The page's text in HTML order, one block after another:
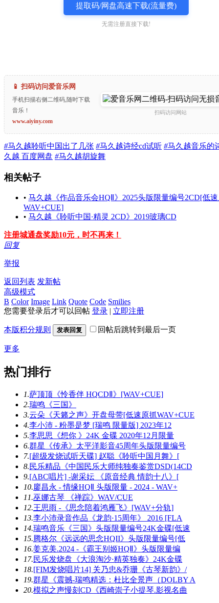
提取码/网盘高速下载(流量费)
无需注册直接下载!
📱 扫码访问爱音乐网
手机扫描右侧二维码,随时下载
音乐！
www.aiyiny.com
扫码访问网站
#马久越聆听中国出了几张 #马久越诗经cd试听 #马久越音乐的
久越 百度网盘 #马久越胡旋舞
相关帖子
• 马久越《作品音乐会HQⅡ》2025头版限量编号2CD[低
WAV+CUE]
• 马久越《聆听中国·精灵 2CD》2019玻璃CD
注册城通盘奖励10元，时不再来！
回复
举报
返回列表 发新帖
高级模式
B Color Image Link Quote Code Smilies
您需要登录后才可以回帖 登录 | 立即注册
本版积分规则 发表回复 回帖后跳转到最后一页
更多
热门排行
1.萨顶顶《怜香伴 HQCDⅡ》[WAV+CUE]
2.瑞鸣《三国》
3.云朵《天籁之声》开盘母带[低速原抓WAV+CUE
4.李小沛 - 粉墨是梦 [瑞鸣 限量版] 2023年12
5.李思思《想你 》24K 金碟 2020年12月限量
6.群星《传承》太平洋影音45周年头版限量编号
7.[超级发烧试听天碟] 赵聪《聆听中国月舞》[
8.民乐精品《中国民乐大师纯独奏鉴赏DSD(14CD
9.[ABC唱片] -谢采妘 《原音经典 情韵十八》[
10. 廖昌永 - 情缘HQⅡ 头版限量 - 2024 - WAV+
11.巫娜古琴 《禅踪》WAV/CUE
12.王思雨 -《思念陪着鸿雁飞》[WAV+分轨]
13.李小沛录音作品《龙韵·15周年》 2016 [FLA
14.瑞鸣音乐《三国》头版限量编号24K金碟[低速
15.腾格尔《远远的思念HQII》头版限量编号[低
16.姜克美.2024 -《霸王别姬HQⅡ》头版限量编
17.民乐发烧盘《大浪淘沙·精英独奏》24K金碟
18.[FIM发烧唱片14] 关乃忠&乔珊《古琴新韵》/
19.群星《震撼-瑞鸣精选：杜比全景声（DOLBY A
20.模拟之声慢刻CD《西崎崇子小提琴.影视名曲